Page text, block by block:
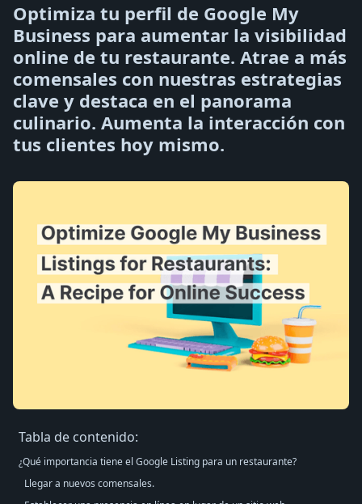
Optimiza tu perfil de Google My
Business para aumentar la visibilidad
online de tu restaurante. Atrae a más
comensales con nuestras estrategias
clave y destaca en el panorama
culinario. Aumenta la interacción con
tus clientes hoy mismo.
Tabla de contenido:
¿Qué importancia tiene el Google Listing para un restaurante?
Llegar a nuevos comensales.